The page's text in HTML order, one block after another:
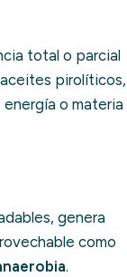
total o parcial
pirolíticos,
o materia
genera
como
.